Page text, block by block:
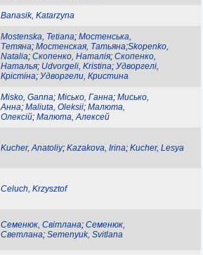
Banasik, Katarzyna
Mostenska, Tetiana; Мостенська,
Тетяна; Мостенская, Татьяна;Skopenko,
Natalia; Скопенко, Наталія; Скопенко,
Наталья; Udvorgeli, Kristina; Удворгелі,
Крістіна; Удворгели, Кристина
Misko, Ganna; Місько, Ганна; Мисько,
Анна; Maliuta, Oleksii; Малюта,
Олексій; Малюта, Алексей
Kucher, Anatoliy; Kazakova, Irina; Kucher, Lesya
Celuch, Krzysztof
Семенюк, Світлана; Семенюк,
Светлана; Semenyuk, Svitlana